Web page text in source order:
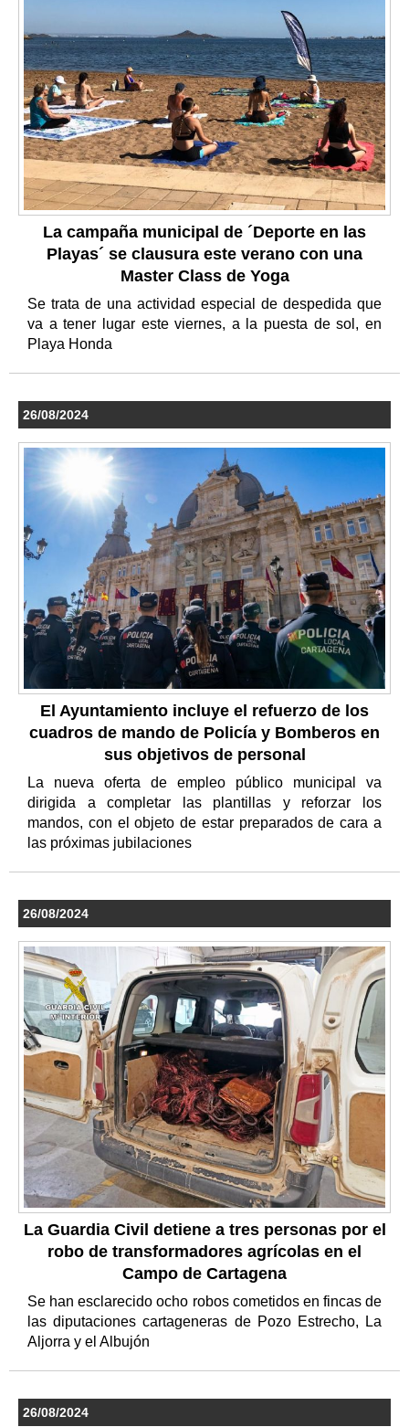
La campaña municipal de ´Deporte en las
Playas´ se clausura este verano con una
Master Class de Yoga
Se trata de una actividad especial de despedida que
va a tener lugar este viernes, a la puesta de sol, en
Playa Honda
26/08/2024
El Ayuntamiento incluye el refuerzo de los
cuadros de mando de Policía y Bomberos en
sus objetivos de personal
La nueva oferta de empleo público municipal va
dirigida a completar las plantillas y reforzar los
mandos, con el objeto de estar preparados de cara a
las próximas jubilaciones
26/08/2024
La Guardia Civil detiene a tres personas por el
robo de transformadores agrícolas en el
Campo de Cartagena
Se han esclarecido ocho robos cometidos en fincas de
las diputaciones cartageneras de Pozo Estrecho, La
Aljorra y el Albujón
26/08/2024